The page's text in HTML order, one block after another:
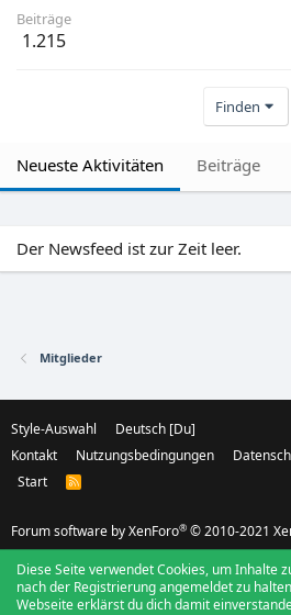
Beiträge
1.215
Finden
Neueste Aktivitäten Beiträge
Der Newsfeed ist zur Zeit leer.
Mitglieder
Style-Auswahl
Deutsch [Du]
Kontakt
Nutzungsbedingungen
Start
R
S
Forum software by XenForo® © 2010-2021
Diese Seite verwendet Cookies, um Inhalte
nach der Registrierung angemeldet zu
Webseite erklärst du dich damit